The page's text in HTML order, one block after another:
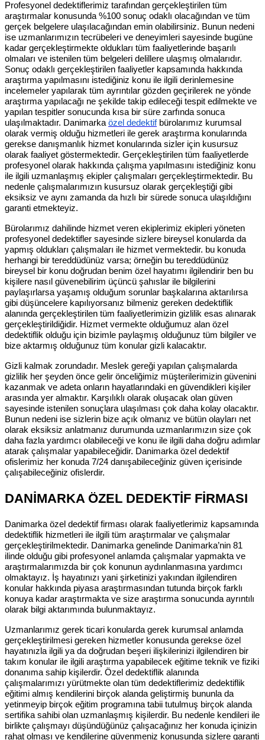
Profesyonel dedektiflerimiz tarafından gerçekleştirilen tüm
araştırmalar konusunda %100 sonuç odaklı olacağından ve tüm
gerçek belgelere ulaşılacağından emin olabilirsiniz. Bunun nedeni
ise uzmanlarımızın tecrübeleri ve deneyimleri sayesinde bugüne
kadar gerçekleştirmekte oldukları tüm faaliyetlerinde başarılı
olmaları ve istenilen tüm belgeleri delillere ulaşmış olmalarıdır.
Sonuç odaklı gerçekleştirilen faaliyetler kapsamında hakkında
araştırma yapılmasını istediğiniz konu ile ilgili derinlemesine
incelemeler yapılarak tüm ayrıntılar gözden geçirilerek ne yönde
araştırma yapılacağı ne şekilde takip edileceği tespit edilmekte ve
yapılan tespitler sonucunda kısa bir süre zarfında sonuca
ulaşılmaktadır. Danimarkaözel dedektifbürolarımız kurumsal
olarak vermiş olduğu hizmetleri ile gerek araştırma konularında
gerekse danışmanlık hizmet konularında sizler için kusursuz
olarak faaliyet göstermektedir. Gerçekleştirilen tüm faaliyetlerde
profesyonel olarak hakkında çalışma yapılmasını istediğiniz konu
ile ilgili uzmanlaşmış ekipler çalışmaları gerçekleştirmektedir. Bu
nedenle çalışmalarımızın kusursuz olarak gerçekleştiği gibi
eksiksiz ve aynı zamanda da hızlı bir sürede sonuca ulaşıldığını
garanti etmekteyiz.
Bürolarımız dahilinde hizmet veren ekiplerimiz ekipleri yöneten
profesyonel dedektifler sayesinde sizlere bireysel konularda da
yapmış oldukları çalışmaları ile hizmet vermektedir. bu konuda
herhangi bir tereddüdünüz varsa; örneğin bu tereddüdünüz
bireysel bir konu doğrudan benim özel hayatımı ilgilendirir ben bu
kişilere nasıl güvenebilirim üçüncü şahıslar ile bilgilerini
paylaşırlarsa yaşamış olduğum sorunlar başkalarına aktarılırsa
gibi düşüncelere kapılıyorsanız bilmeniz gereken dedektiflik
alanında gerçekleştirilen tüm faaliyetlerimizin gizlilik esas alınarak
gerçekleştirildiğidir. Hizmet vermekte olduğumuz alan özel
dedektiflik olduğu için bizimle paylaşmış olduğunuz tüm bilgiler ve
bize aktarmış olduğunuz tüm konular gizli kalacaktır.
Gizli kalmak zorundadır. Meslek gereği yapılan çalışmalarda
gizlilik her şeyden önce gelir önceliğimiz müşterilerimizin güvenini
kazanmak ve adeta onların hayatlarındaki en güvendikleri kişiler
arasında yer almaktır. Karşılıklı olarak oluşacak olan güven
sayesinde istenilen sonuçlara ulaşılması çok daha kolay olacaktır.
Bunun nedeni ise sizlerin bize açık olmanız ve bütün olayları net
olarak eksiksiz anlatmanız durumunda uzmanlarımızın size çok
daha fazla yardımcı olabileceği ve konu ile ilgili daha doğru adımlar
atarak çalışmalar yapabileceğidir. Danimarka özel dedektif
ofislerimiz her konuda 7/24 danışabileceğiniz güven içerisinde
çalışabileceğiniz ofislerdir.
DANİMARKA ÖZEL DEDEKTİF FİRMASI
Danimarka özel dedektif firması olarak faaliyetlerimiz kapsamında
dedektiflik hizmetleri ile ilgili tüm araştırmalar ve çalışmalar
gerçekleştirilmektedir. Danimarka genelinde Danimarka’nin 81
ilinde olduğu gibi profesyonel anlamda çalışmalar yapmakta ve
araştırmalarımızda bir çok konunun aydınlanmasına yardımcı
olmaktayız. İş hayatınızı yani şirketinizi yakından ilgilendiren
konular hakkında piyasa araştırmasından tutunda birçok farklı
konuya kadar araştırmakta ve size araştırma sonucunda ayrıntılı
olarak bilgi aktarımında bulunmaktayız.
Uzmanlarımız gerek ticari konularda gerek kurumsal anlamda
gerçekleştirilmesi gereken hizmetler konusunda gerekse özel
hayatınızla ilgili ya da doğrudan beşeri ilişkilerinizi ilgilendiren bir
takım konular ile ilgili araştırma yapabilecek eğitime teknik ve fiziki
donanıma sahip kişilerdir. Özel dedektiflik alanında
çalışmalarımızı yürütmekte olan tüm dedektiflerimiz dedektiflik
eğitimi almış kendilerini birçok alanda geliştirmiş bununla da
yetinmeyip birçok eğitim programına tabii tutulmuş birçok alanda
sertifika sahibi olan uzmanlaşmış kişilerdir. Bu nedenle kendileri ile
birlikte çalışmayı düşündüğünüz çalışacağınız her konuda içinizin
rahat olması ve kendilerine güvenmeniz konusunda sizlere garanti